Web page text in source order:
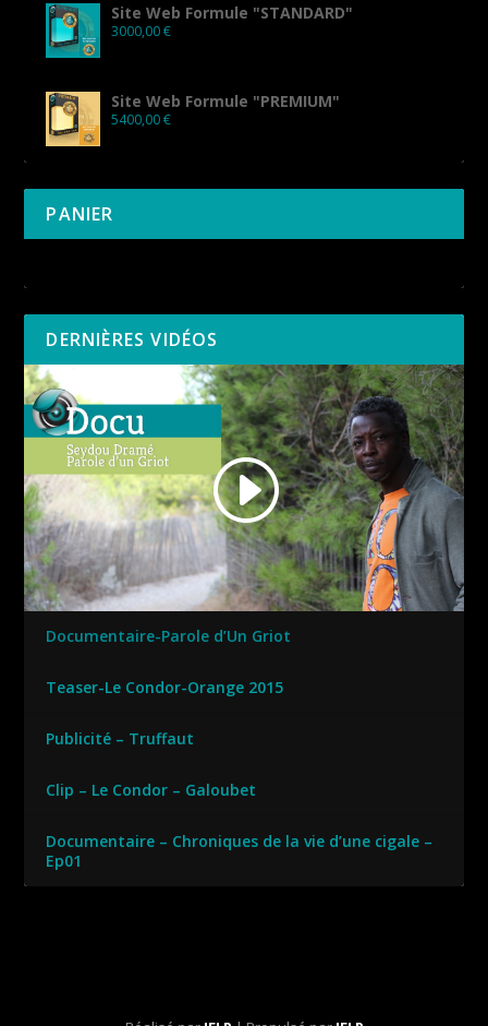
Site Web Formule "STANDARD"
3000,00€
Site Web Formule "PREMIUM"
5400,00€
PANIER
DERNIÈRES VIDÉOS
Documentaire-Parole d’Un Griot
Teaser-Le Condor-Orange 2015
Publicité – Truffaut
Clip – Le Condor – Galoubet
Documentaire – Chroniques de la vie d’une cigale –
Ep01